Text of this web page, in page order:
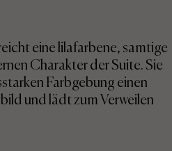
eine lilafarbene, samtige
Charakter der Suite. Sie
Farbgebung einen
und lädt zum Verweilen